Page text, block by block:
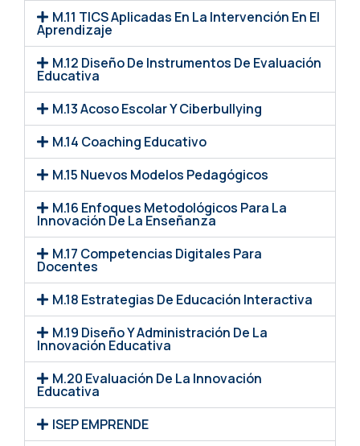
M.11 TICS Aplicadas En La Intervención En El
Aprendizaje
M.12 Diseño De Instrumentos De Evaluación
Educativa
M.13 Acoso Escolar Y Ciberbullying
M.14 Coaching Educativo
M.15 Nuevos Modelos Pedagógicos
M.16 Enfoques Metodológicos Para La
Innovación De La Enseñanza
M.17 Competencias Digitales Para
Docentes
M.18 Estrategias De Educación Interactiva
M.19 Diseño Y Administración De La
Innovación Educativa
M.20 Evaluación De La Innovación
Educativa
ISEP EMPRENDE